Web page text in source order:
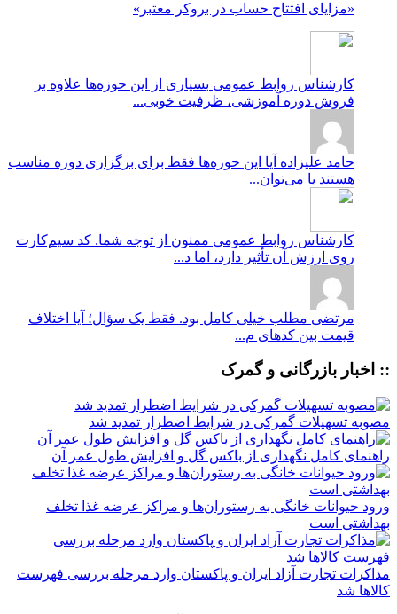
«مزایای افتتاح حساب در بروکر معتبر»
کارشناس روابط عمومی بسیاری از این حوزه‌ها علاوه بر
فروش دوره آموزشی، ظرفیت خوبی...
حامد علیزاده آیا این حوزه‌ها فقط برای برگزاری دوره مناسب
هستند یا می‌توان...
کارشناس روابط عمومی ممنون از توجه شما. کد سیم‌کارت
روی ارزش آن تأثیر دارد، اما د...
مرتضی مطلب خیلی کامل بود. فقط یک سؤال؛ آیا اختلاف
قیمت بین کدهای م...
:: اخبار بازرگانی و گمرک
مصوبه تسهیلات گمرکی در شرایط اضطرار تمدید شد
راهنمای کامل نگهداری از باکس گل و افزایش طول عمر آن
ورود حیوانات خانگی به رستوران‌ها و مراکز عرضه غذا تخلف
بهداشتی است
مذاکرات تجارت آزاد ایران و پاکستان وارد مرحله بررسی فهرست
کالاها شد